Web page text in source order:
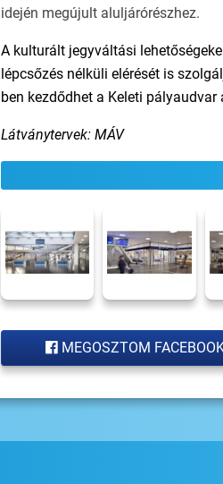
idején megújult aluljárórészhez.
A kulturált jegyváltási
lépcsőzés nélküli elérését is
ben kezdődhet a Keleti
Látványtervek: MÁV
MEGOSZTOM